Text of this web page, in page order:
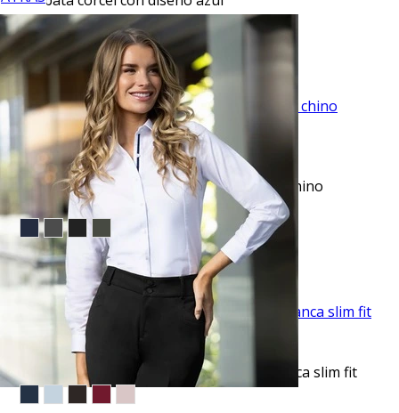
$13.95
TU TERCERA PRENDA GRATIS
VISTA RAPIDA
Pantalón casual slim fit beige anywhere chino
manhattan
$49.95
TU TERCERA PRENDA GRATIS
VISTA RAPIDA
Camisa de vestir clásica manga larga blanca slim fit